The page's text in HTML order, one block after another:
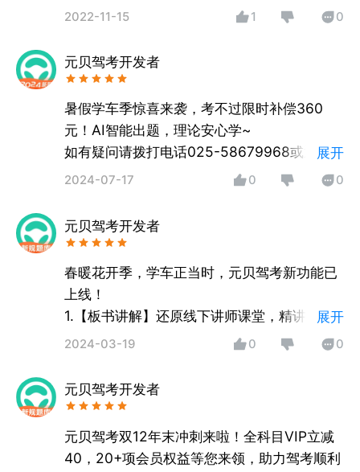
您服务哦！
2022-11-15 1 0
元贝驾考开发者
暑假学车季惊喜来袭，考不过限时补偿360
元！AI智能出题，理论安心学~
如有疑问请拨打电话025-58679968或通过
APP内意见反馈，客服会尽快为您解决哦。
展开
2024-07-17 0 0
元贝驾考开发者
春暖花开季，学车正当时，元贝驾考新功能已
上线！
1.【板书讲解】还原线下讲师课堂，精讲重难
考点，实时划重点记口诀；
型随心选；
如果您在使用过程中遇到问题，可通过APP内
展开
2024-03-19 0 0
元贝驾考开发者
元贝驾考双12年末冲刺来啦！全科目VIP立减
40，20+项会员权益等您来领，助力驾考顺利